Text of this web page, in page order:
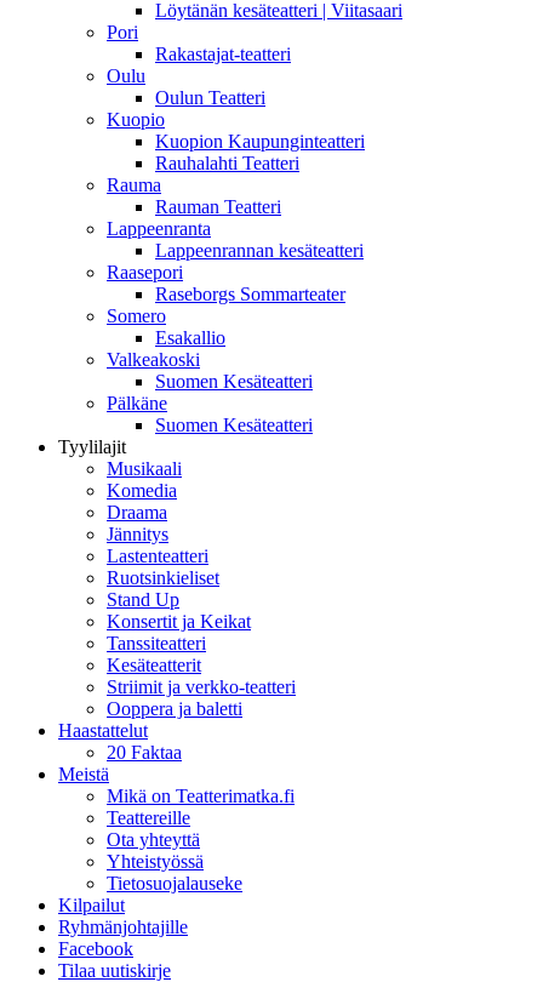
Löytänän kesäteatteri | Viitasaari
Pori
Rakastajat-teatteri
Oulu
Oulun Teatteri
Kuopio
Kuopion Kaupunginteatteri
Rauhalahti Teatteri
Rauma
Rauman Teatteri
Lappeenranta
Lappeenrannan kesäteatteri
Raasepori
Raseborgs Sommarteater
Somero
Esakallio
Valkeakoski
Suomen Kesäteatteri
Pälkäne
Suomen Kesäteatteri
Tyylilajit
Musikaali
Komedia
Draama
Jännitys
Lastenteatteri
Ruotsinkieliset
Stand Up
Konsertit ja Keikat
Tanssiteatteri
Kesäteatterit
Striimit ja verkko-teatteri
Ooppera ja baletti
Haastattelut
20 Faktaa
Meistä
Mikä on Teatterimatka.fi
Teattereille
Ota yhteyttä
Yhteistyössä
Tietosuojalauseke
Kilpailut
Ryhmänjohtajille
Facebook
Tilaa uutiskirje